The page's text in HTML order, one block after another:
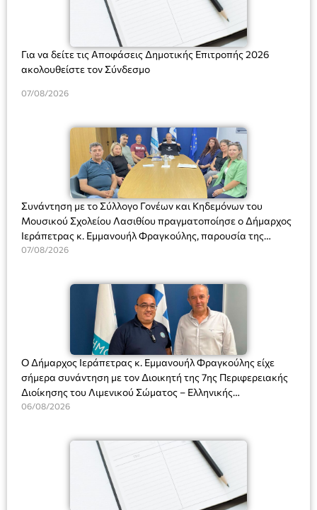
Για να δείτε τις Αποφάσεις Δημοτικής Επιτροπής 2026
ακολουθείστε τον Σύνδεσμο
07/08/2026
Συνάντηση με το Σύλλογο Γονέων και Κηδεμόνων του
Μουσικού Σχολείου Λασιθίου πραγματοποίησε ο Δήμαρχος
Ιεράπετρας κ. Εμμανουήλ Φραγκούλης, παρουσία της
Διευθύντριας του σχολείου κας Μαριάννας Χαΐτα.
07/08/2026
Ο Δήμαρχος Ιεράπετρας κ. Εμμανουήλ Φραγκούλης είχε
σήμερα συνάντηση με τον Διοικητή της 7ης Περιφερειακής
Διοίκησης του Λιμενικού Σώματος – Ελληνικής
Ακτοφυλακής (Λ.Σ.-ΕΛ.ΑΚΤ.), Αρχιπλοίαρχο Λ.Σ. κ. Ιωάννη
06/08/2026